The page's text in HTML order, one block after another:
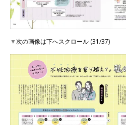
▼次の画像は下へスクロール (31/37)